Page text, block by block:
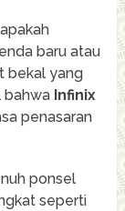
baru atau
bekal yang
bahwa Infinix
penasaran
ponsel
seperti